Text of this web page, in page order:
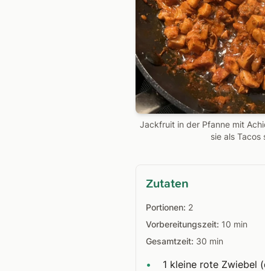
Jackfruit in der Pfanne mit
sie als Tacos
Zutaten
Portionen: 2
Vorbereitungszeit: 10 min
Gesamtzeit: 30 min
• 1 kleine rote Zwiebel